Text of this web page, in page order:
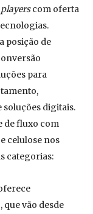
playerscom oferta
posição de
para
soluções digitais.
de fluxo com
celulose nos
categorias:
vão desde